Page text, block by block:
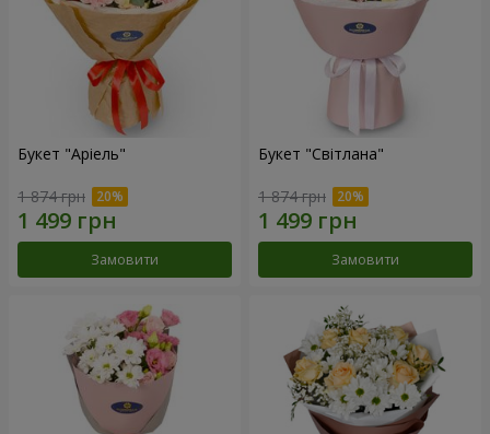
Букет "Аріель"
1 874 грн
Замовити
Букет "Світлана"
1 874 грн
Замовити